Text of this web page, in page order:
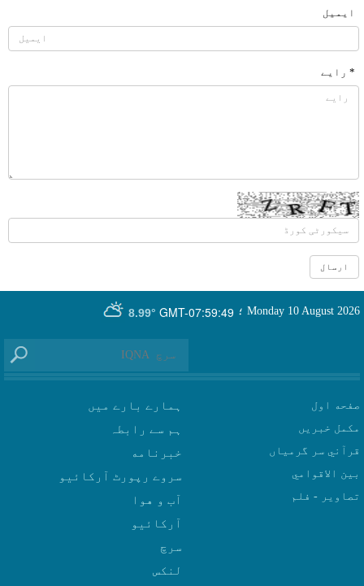
ایمیل
* رایے
GMT-07:59:49
8.99° Monday 10 August 2026 ؛
صفحه اول
مکمل خبریں
قرآني سر گرمياں
بين الاقوامي
تصاوير - فلم
ہمارے بارے میں
ہم سے رابطہ
سروے رپورٹ آرکائیو
آب و هوا
سرچ
لنکس